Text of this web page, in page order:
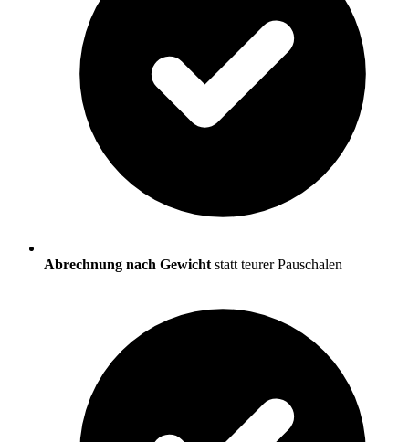
Abrechnung nach Gewicht statt teurer Pauschalen